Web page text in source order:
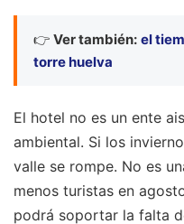
👉 Ver también: el
torre huelva
El hotel no es un ente
ambiental. Si los
valle se rompe. No es
menos turistas en
podrá soportar la falta